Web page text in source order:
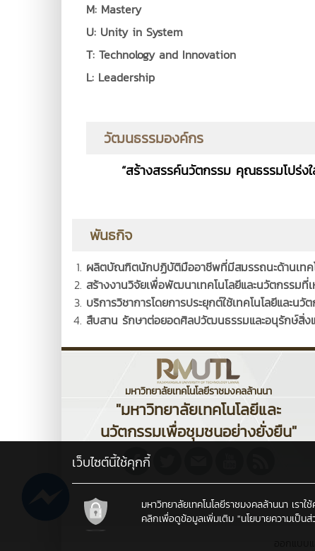
M: Mastery
ความเป็นเลิศ
U: Unity in System
มีมุมมองเชิง
T: Technology and Innovation พัฒนาเทค
L: Leadership
การนําองค์กร
วัฒนธรรมองค์กร
“สร้างสรรค์นวัตกรรม คุณธรรมโปร่ง
พันธกิจ
ผลิตบัณฑิตนักปฏิบัติมืออาชีพที่มีสมรรถนะด้านเทค
สร้างงานวิจัยเพื่อพัฒนาเทคโนโลยีและนวัตกรรม
บริการวิชาการโดยการประยุกต์ใช้เทคโนโลยีและนวั
สืบสาน รักษาต่อยอดศิลปวัฒนธรรมและอนุรักษ์สิ่ง
มหาวิทยาลัยเทคโนโลยีราชมงคลล้านนา
"มหาวิทยาลัยเทคโนโลยีและ
นวัตกรรมเพื่อชุมชนอย่างยั่งยืน"
เว็บไซต์นี้ใช้คุกกี้
มหาวิทยาลัยเทคโนโลยีราชมงคลล้านนา เร
คลิกเพื่อดูข้อมูลเพิ่มเติม "นโยบายความเป็น